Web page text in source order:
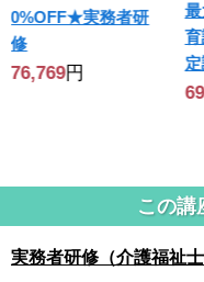
最大80％支給！教
育訓練給付制度指
定講座
1
この講
実務者研修（介護福祉士